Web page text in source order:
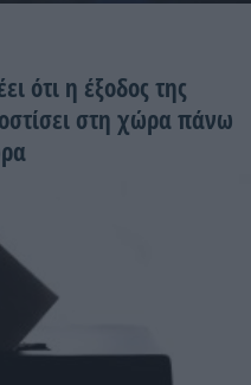
ότι η έξοδος της
στη χώρα πάνω